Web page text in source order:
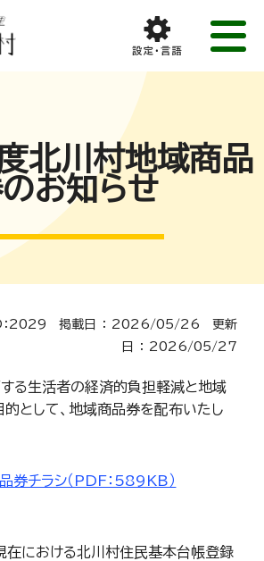
北川村地域商品
お知らせ
：2029 掲載日 ： 2026/05/26 更新
日 ： 2026/05/27
る生活者の経済的負担軽減と地域
として、地域商品券を配布いたし
券チラシ（PDF：589KB）
における北川村住民基本台帳登録